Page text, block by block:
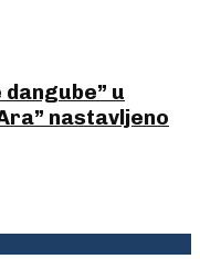
u
nastavljeno